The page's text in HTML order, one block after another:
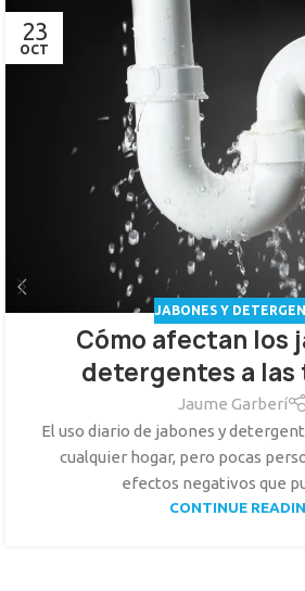
23
OCT
JABONES Y
Cómo afectan los
detergentes a las
Jaume Garberí
El uso diario de jabones y
cualquier hogar, pero pocas
efectos negativos que
CONTINUE